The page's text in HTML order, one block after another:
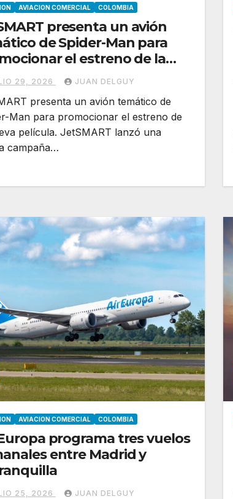
AVIACION COMERCIAL COLOMBIA
presenta un avión
de Spider-Man para
el estreno de la
película
29, 2026 JUAN DELGUY
presenta un avión temático de
Man para promocionar el estreno de
película. JetSMART lanzó una
campaña…
AVIACION COMERCIAL COLOMBIA
programa tres vuelos
entre Madrid y
25, 2026 JUAN DELGUY